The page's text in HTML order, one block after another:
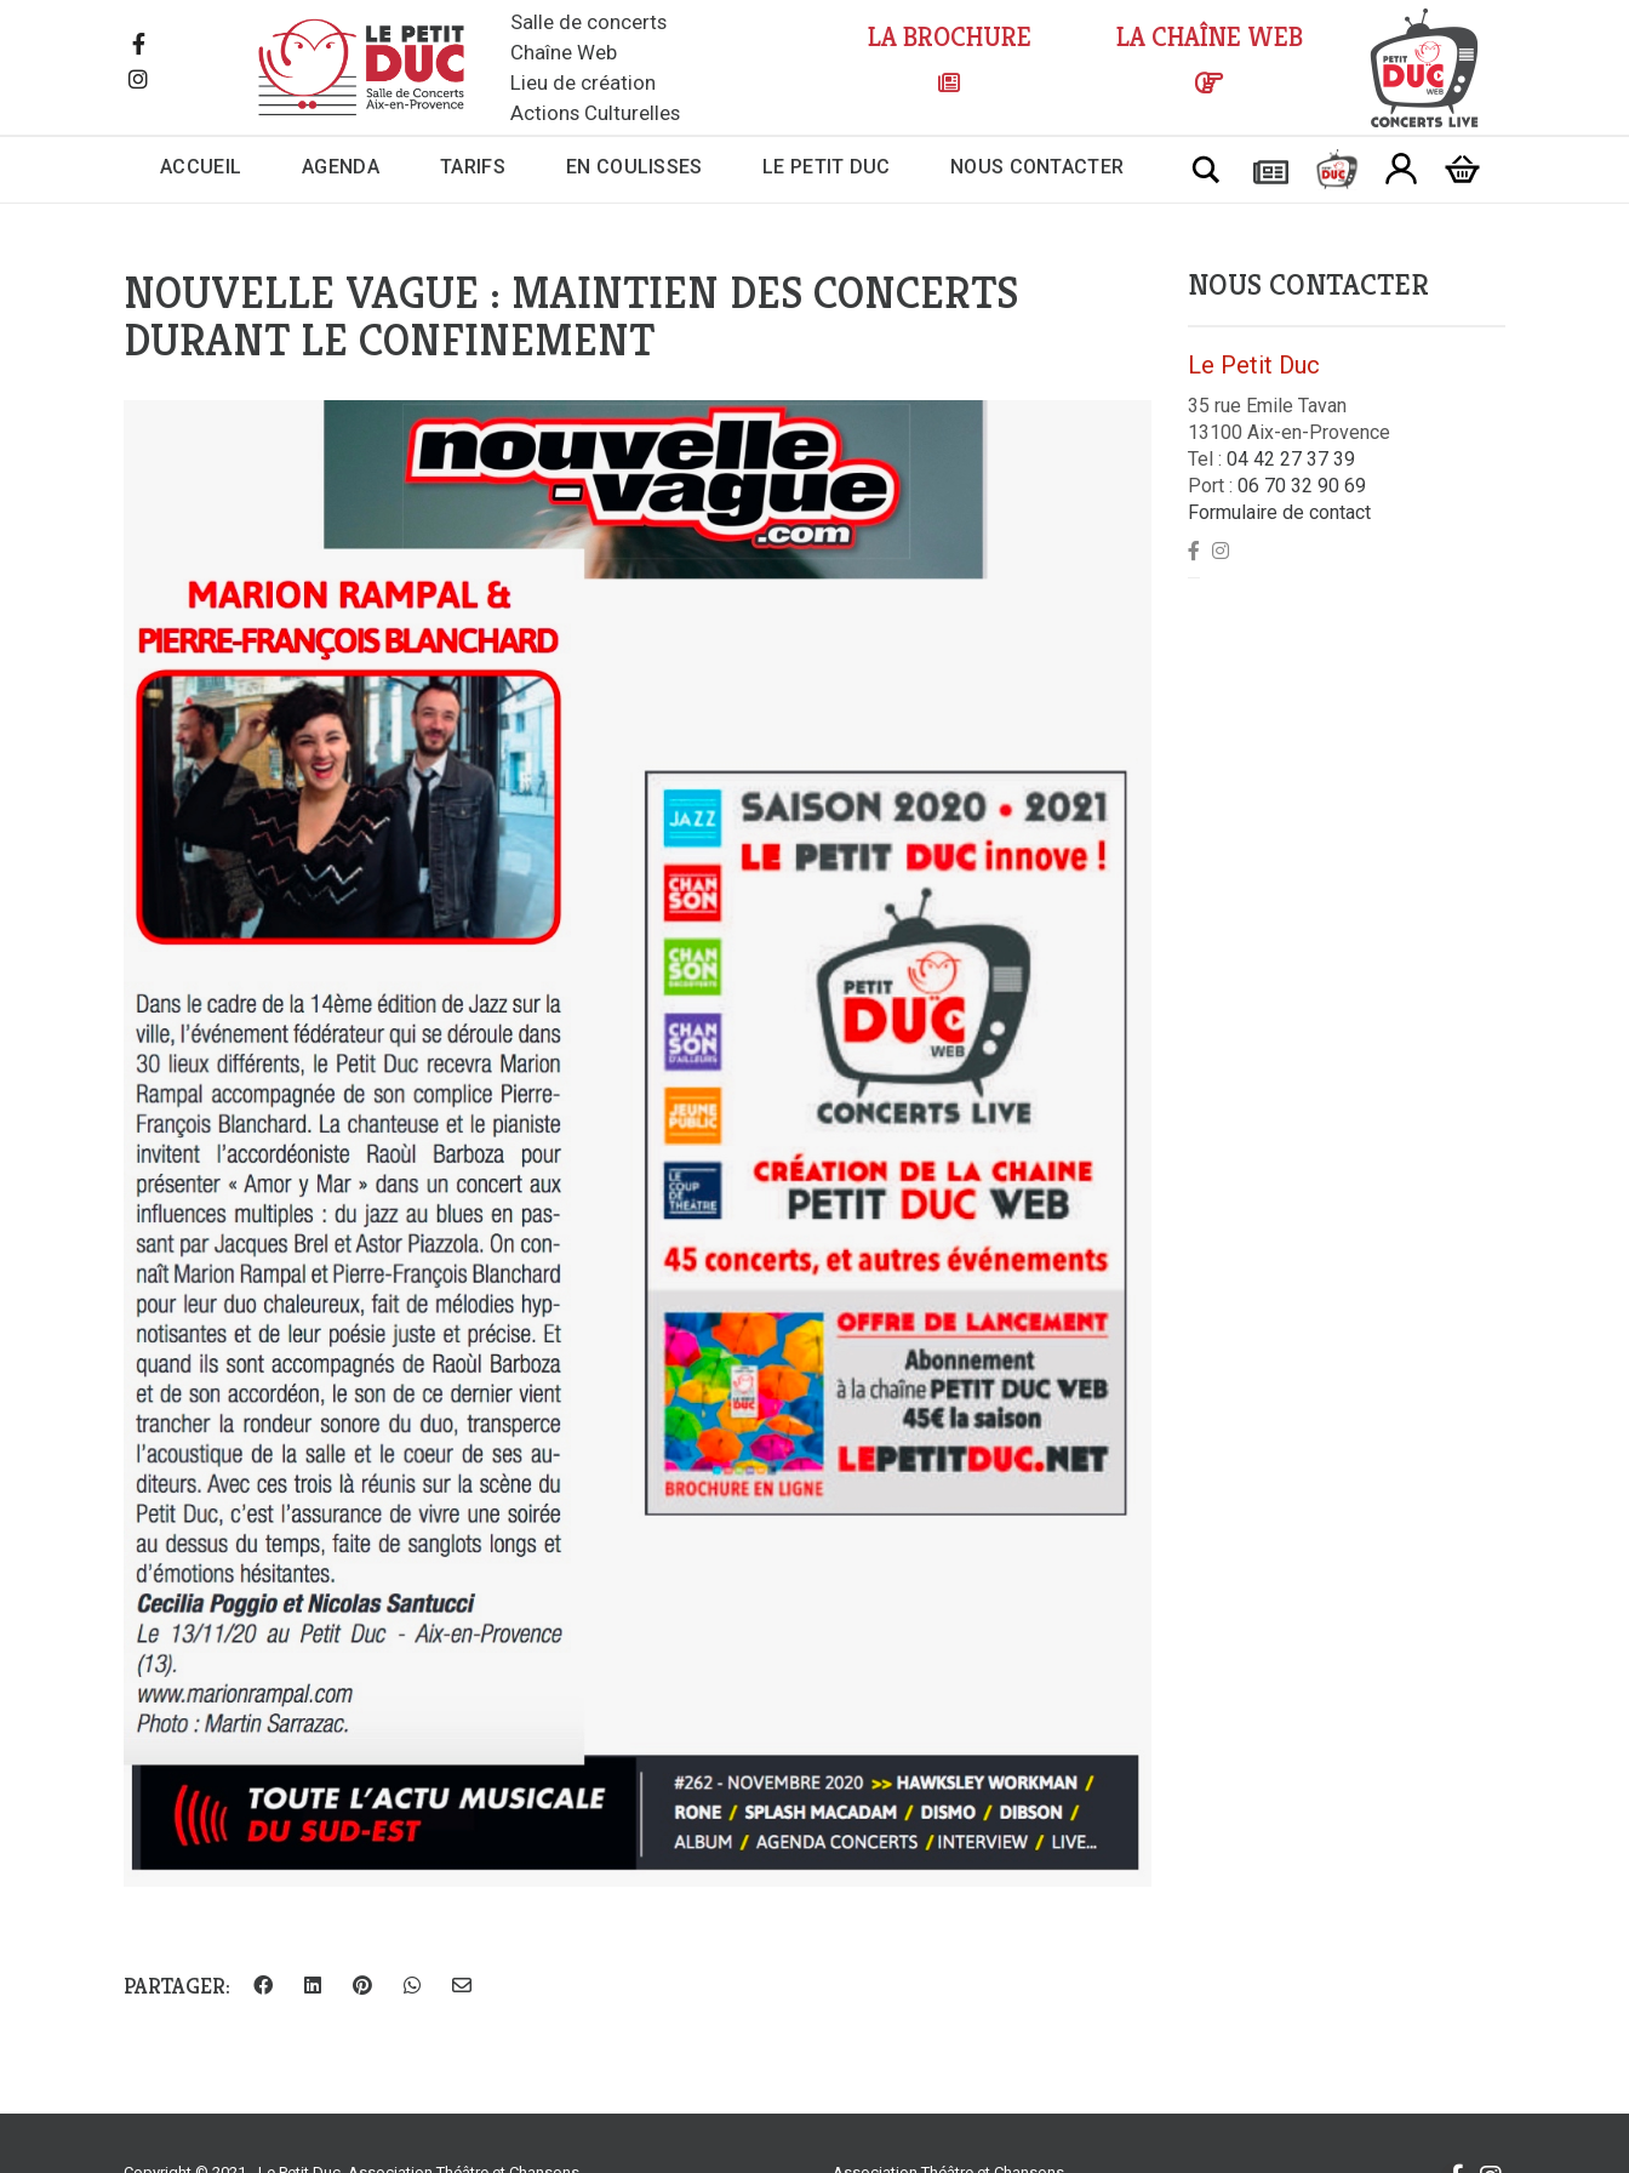
Salle de concerts
Chaîne Web
Lieu de création
Actions Culturelles
LA BROCHURE LA CHAÎNE WEB
ACCUEIL AGENDA TARIFS EN COULISSES LE PETIT DUC NOUS CONTACTER Chercher
NOUVELLE VAGUE : MAINTIEN DES CONCERTS
DURANT LE CONFINEMENT
PARTAGER:
NOUS CONTACTER
Le Petit Duc
35 rue Emile Tavan
13100 Aix-en-Provence
Tel : 04 42 27 37 39
Port : 06 70 32 90 69
Formulaire de contact